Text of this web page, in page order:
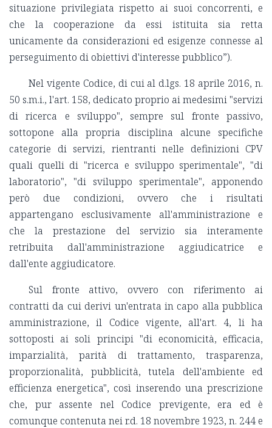
situazione privilegiata rispetto ai suoi concorrenti, e
che la cooperazione da essi istituita sia retta
unicamente da considerazioni ed esigenze connesse al
perseguimento di obiettivi d'interesse pubblico”).
Nel vigente Codice, di cui al d.lgs. 18 aprile 2016, n.
50 s.m.i., l'art. 158, dedicato proprio ai medesimi "servizi
di ricerca e sviluppo", sempre sul fronte passivo,
sottopone alla propria disciplina alcune specifiche
categorie di servizi, rientranti nelle definizioni CPV
quali quelli di "ricerca e sviluppo sperimentale", "di
laboratorio", "di sviluppo sperimentale", apponendo
però due condizioni, ovvero che i risultati
appartengano esclusivamente all'amministrazione e
che la prestazione del servizio sia interamente
retribuita dall'amministrazione aggiudicatrice e
dall'ente aggiudicatore.
Sul fronte attivo, ovvero con riferimento ai
contratti da cui derivi un'entrata in capo alla pubblica
amministrazione, il Codice vigente, all'art. 4, li ha
sottoposti ai soli principi "di economicità, efficacia,
imparzialità, parità di trattamento, trasparenza,
proporzionalità, pubblicità, tutela dell'ambiente ed
efficienza energetica", così inserendo una prescrizione
che, pur assente nel Codice previgente, era ed è
comunque contenuta nei r.d. 18 novembre 1923, n. 244 e